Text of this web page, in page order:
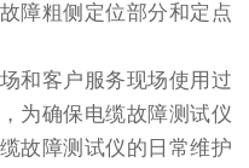
障粗侧定位部分和定点
客户服务现场使用过
为确保电缆故障测试仪
故障测试仪的日常维护